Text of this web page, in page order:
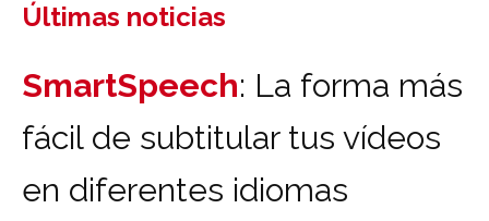
Últimas noticias
SmartSpeech: La forma más
fácil de subtitular tus vídeos
en diferentes idiomas